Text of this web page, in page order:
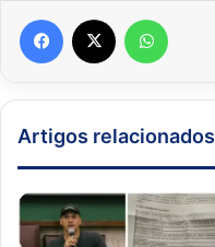
Artigos relacionados